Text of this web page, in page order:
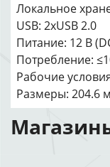
Локальное
USB: 2xUSB 2.0
Питание: 12 В
Потребление:
Рабочие
Размеры: 204.6